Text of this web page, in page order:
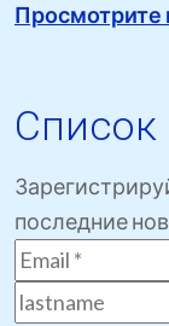
Просмотрите
Список
последние